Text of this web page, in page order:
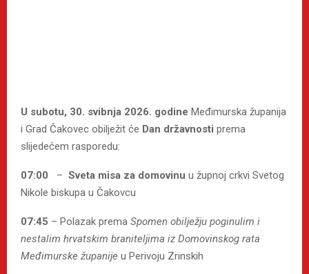
U subotu, 30. svibnja 2026. godine Međimurska županija
i Grad Čakovec obilježit će Dan državnosti prema
slijedećem rasporedu:
07:00 – Sveta misa za domovinu u župnoj crkvi Svetog
Nikole biskupa u Čakovcu
07:45 – Polazak prema Spomen obilježju poginulim i
nestalim hrvatskim braniteljima iz Domovinskog rata
Međimurske županije u Perivoju Zrinskih